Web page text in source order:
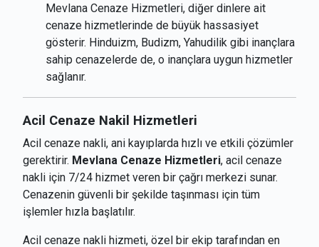
Mevlana Cenaze Hizmetleri, diğer dinlere ait
cenaze hizmetlerinde de büyük hassasiyet
gösterir. Hinduizm, Budizm, Yahudilik gibi inançlara
sahip cenazelerde de, o inançlara uygun hizmetler
sağlanır.
Acil Cenaze Nakil Hizmetleri
Acil cenaze nakli, ani kayıplarda hızlı ve etkili çözümler
gerektirir. Mevlana Cenaze Hizmetleri, acil cenaze
nakli için 7/24 hizmet veren bir çağrı merkezi sunar.
Cenazenin güvenli bir şekilde taşınması için tüm
işlemler hızla başlatılır.
Acil cenaze nakli hizmeti, özel bir ekip tarafından en